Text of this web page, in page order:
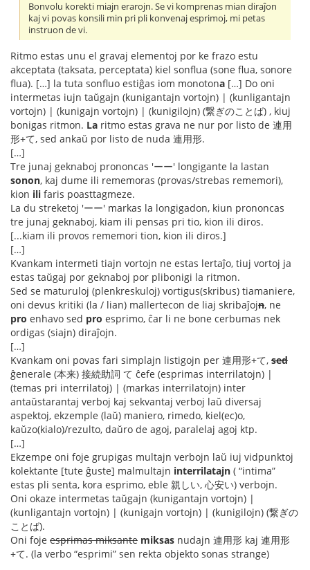
Bonvolu korekti miajn erarojn. Se vi komprenas mian diraĵon
kaj vi povas konsili min pri pli konvenaj esprimoj, mi petas
instruon de vi.
Ritmo estas unu el gravaj elementoj por ke frazo estu
akceptata (taksata, perceptata) kiel sonflua (sone flua, sonore
flua). […] la tuta sonfluo estiĝas iom monotona […] Do oni
intermetas iujn taŭgajn (kunigantajn vortojn) | (kunligantajn
vortojn) | (kunigajn vortojn) | (kunigilojn) (繋ぎのことば) , kiuj
bonigas ritmon. La ritmo estas grava ne nur por listo de 連用
形+て, sed ankaŭ por listo de nuda 連用形.
[…]
Tre junaj geknaboj prononcas 'ーー' longigante la lastan
sonon, kaj dume ili rememoras (provas/strebas rememori),
kion ili faris poasttagmeze.
La du streketoj 'ーー' markas la longigadon, kiun prononcas
tre junaj geknaboj, kiam ili pensas pri tio, kion ili diros.
[...kiam ili provos rememori tion, kion ili diros.]
[…]
Kvankam intermeti tiajn vortojn ne estas lertaĵo, tiuj vortoj ja
estas taŭgaj por geknaboj por plibonigi la ritmon.
Sed se maturuloj (plenkreskuloj) vortigus(skribus) tiamaniere,
oni devus kritiki (la / lian) mallertecon de liaj skribaĵojn, ne
pro enhavo sed pro esprimo, ĉar li ne bone cerbumas nek
ordigas (siajn) diraĵojn.
[…]
Kvankam oni povas fari simplajn listigojn per 連用形+て, sed
ĝenerale (本来) 接続助詞 て ĉefe (esprimas interrilatojn) |
(temas pri interrilatoj) | (markas interrilatojn) inter
antaŭstarantaj verboj kaj sekvantaj verboj laŭ diversaj
aspektoj, ekzemple (laŭ) maniero, rimedo, kiel(ec)o,
kaŭzo(kialo)/rezulto, daŭro de agoj, paralelaj agoj ktp.
[…]
Ekzempe oni foje grupigas multajn verbojn laŭ iuj vidpunktoj
kolektante [tute ĝuste] malmultajn interrilatajn ( “intima”
estas pli senta, kora esprimo, eble 親しい, 心安い) verbojn.
Oni okaze intermetas taŭgajn (kunigantajn vortojn) |
(kunligantajn vortojn) | (kunigajn vortojn) | (kunigilojn) (繋ぎの
ことば).
Oni foje esprimas miksante miksas nudajn 連用形 kaj 連用形
+て. (la verbo “esprimi” sen rekta objekto sonas strange)